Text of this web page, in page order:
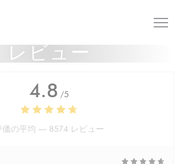
ついて
レビュー
4.8 /5
価の平均 — 8574 レビュー